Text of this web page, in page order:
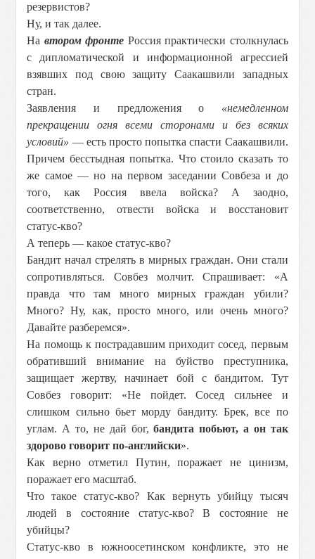
резервистов?
Ну, и так далее.
На втором фронте Россия практически столкнулась
с дипломатической и информационной агрессией
взявших под свою защиту Саакашвили западных
стран.
Заявления и предложения о «немедленном
прекращении огня всеми сторонами и без всяких
условий» — есть просто попытка спасти Саакашвили.
Причем бесстыдная попытка. Что стоило сказать то
же самое — но на первом заседании Совбеза и до
того, как Россия ввела войска? А заодно,
соответственно, отвести войска и восстановит
статус-кво?
А теперь — какое статус-кво?
Бандит начал стрелять в мирных граждан. Они стали
сопротивляться. Совбез молчит. Спрашивает: «А
правда что там много мирных граждан убили?
Много? Ну, как, просто много, или очень много?
Давайте разберемся».
На помощь к пострадавшим приходит сосед, первым
обративший внимание на буйство преступника,
защищает жертву, начинает бой с бандитом. Тут
Совбез говорит: «Не пойдет. Сосед сильнее и
слишком сильно бьет морду бандиту. Брек, все по
углам. А то, не дай бог,бандита побьют, а он так
здорово говорит по-английски».
Как верно отметил Путин, поражает не цинизм,
поражает его масштаб.
Что такое статус-кво? Как вернуть убийцу тысяч
людей в состояние статус-кво? В состояние не
убийцы?
Статус-кво в южноосетинском конфликте, это не